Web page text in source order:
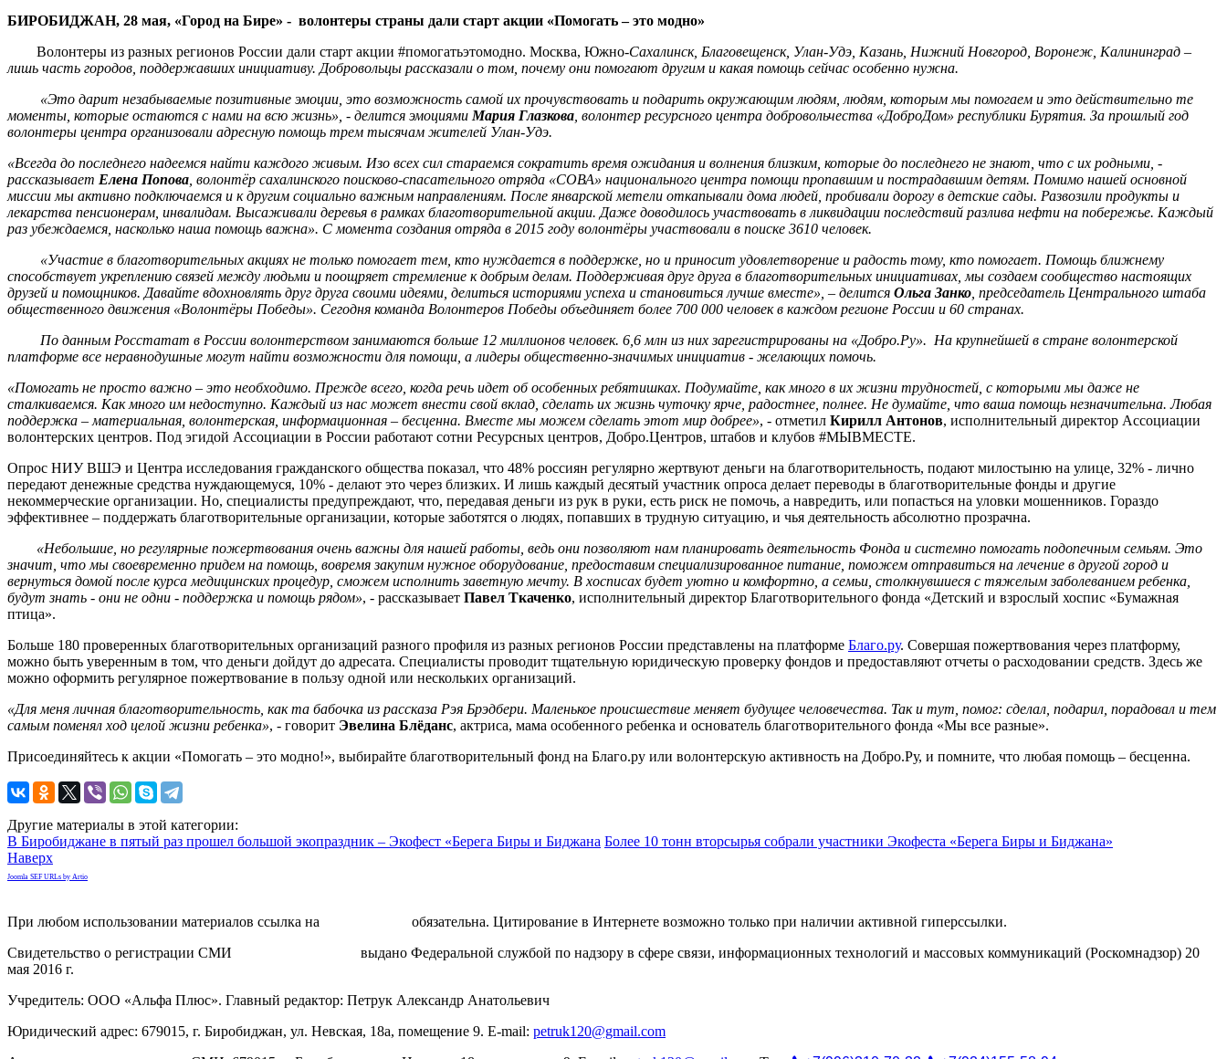
БИРОБИДЖАН, 28 мая, «Город на Бире» - волонтеры страны дали старт акции «Помогать – это модно»
Волонтеры из разных регионов России дали старт акции #помогатьэтомодно. Москва, Южно-Сахалинск, Благовещенск, Улан-Удэ, Казань, Нижний Новгород, Воронеж, Калининград –
лишь часть городов, поддержавших инициативу. Добровольцы рассказали о том, почему они помогают другим и какая помощь сейчас особенно нужна.
«Это дарит незабываемые позитивные эмоции, это возможность самой их прочувствовать и подарить окружающим людям, людям, которым мы помогаем и это действительно те
моменты, которые остаются с нами на всю жизнь», - делится эмоциями Мария Глазкова , волонтер ресурсного центра добровольчества «ДоброДом» республики Бурятия. За прошлый год
волонтеры центра организовали адресную помощь трем тысячам жителей Улан-Удэ.
«Всегда до последнего надеемся найти каждого живым. Изо всех сил стараемся сократить время ожидания и волнения близким, которые до последнего не знают, что с их родными, -
рассказывает Елена Попова , волонтёр сахалинского поисково-спасательного отряда «СОВА» национального центра помощи пропавшим и пострадавшим детям. Помимо нашей основной
миссии мы активно подключаемся и к другим социально важным направлениям. После январской метели откапывали дома людей, пробивали дорогу в детские сады. Развозили продукты и
лекарства пенсионерам, инвалидам. Высаживали деревья в рамках благотворительной акции. Даже доводилось участвовать в ликвидации последствий разлива нефти на побережье. Каждый
раз убеждаемся, насколько наша помощь важна». С момента создания отряда в 2015 году волонтёры участвовали в поиске 3610 человек.
«Участие в благотворительных акциях не только помогает тем, кто нуждается в поддержке, но и приносит удовлетворение и радость тому, кто помогает. Помощь ближнему
способствует укреплению связей между людьми и поощряет стремление к добрым делам. Поддерживая друг друга в благотворительных инициативах, мы создаем сообщество настоящих
друзей и помощников. Давайте вдохновлять друг друга своими идеями, делиться историями успеха и становиться лучше вместе», – делится Ольга Занко , председатель Центрального штаба
общественного движения «Волонтёры Победы». Сегодня команда Волонтеров Победы объединяет более 700 000 человек в каждом регионе России и 60 странах.
По данным Росстатат в России волонтерством занимаются больше 12 миллионов человек. 6,6 млн из них зарегистрированы на «Добро.Ру». На крупнейшей в стране волонтерской
платформе все неравнодушные могут найти возможности для помощи, а лидеры общественно-значимых инициатив - желающих помочь.
«Помогать не просто важно – это необходимо. Прежде всего, когда речь идет об особенных ребятишках. Подумайте, как много в их жизни трудностей, с которыми мы даже не
сталкиваемся. Как много им недоступно. Каждый из нас может внести свой вклад, сделать их жизнь чуточку ярче, радостнее, полнее. Не думайте, что ваша помощь незначительна. Любая
поддержка – материальная, волонтерская, информационная – бесценна. Вместе мы можем сделать этот мир добрее», - отметил Кирилл Антонов, исполнительный директор Ассоциации
волонтерских центров. Под эгидой Ассоциации в России работают сотни Ресурсных центров, Добро.Центров, штабов и клубов #МЫВМЕСТЕ.
Опрос НИУ ВШЭ и Центра исследования гражданского общества показал, что 48% россиян регулярно жертвуют деньги на благотворительность, подают милостыню на улице, 32% - лично
передают денежные средства нуждающемуся, 10% - делают это через близких. И лишь каждый десятый участник опроса делает переводы в благотворительные фонды и другие
некоммерческие организации. Но, специалисты предупреждают, что, передавая деньги из рук в руки, есть риск не помочь, а навредить, или попасться на уловки мошенников. Гораздо
эффективнее – поддержать благотворительные организации, которые заботятся о людях, попавших в трудную ситуацию, и чья деятельность абсолютно прозрачна.
«Небольшие, но регулярные пожертвования очень важны для нашей работы, ведь они позволяют нам планировать деятельность Фонда и системно помогать подопечным семьям. Это
значит, что мы своевременно придем на помощь, вовремя закупим нужное оборудование, предоставим специализированное питание, поможем отправиться на лечение в другой город и
вернуться домой после курса медицинских процедур, сможем исполнить заветную мечту. В хосписах будет уютно и комфортно, а семьи, столкнувшиеся с тяжелым заболеванием ребенка,
будут знать - они не одни - поддержка и помощь рядом», - рассказывает Павел Ткаченко, исполнительный директор Благотворительного фонда «Детский и взрослый хоспис «Бумажная
птица».
Больше 180 проверенных благотворительных организаций разного профиля из разных регионов России представлены на платформе Благо.ру. Совершая пожертвования через платформу,
можно быть уверенным в том, что деньги дойдут до адресата. Специалисты проводит тщательную юридическую проверку фондов и предоставляют отчеты о расходовании средств. Здесь же
можно оформить регулярное пожертвование в пользу одной или нескольких организаций.
«Для меня личная благотворительность, как та бабочка из рассказа Рэя Брэдбери. Маленькое происшествие меняет будущее человечества. Так и тут, помог: сделал, подарил, порадовал и тем
самым поменял ход целой жизни ребенка», - говорит Эвелина Блёданс, актриса, мама особенного ребенка и основатель благотворительного фонда «Мы все разные».
Присоединяйтесь к акции «Помогать – это модно!», выбирайте благотворительный фонд на Благо.ру или волонтерскую активность на Добро.Ру, и помните, что любая помощь – бесценна.
Другие материалы в этой категории:
В Биробиджане в пятый раз прошел большой экопраздник – Экофест «Берега Биры и Биджана Более 10 тонн вторсырья собрали участники Экофеста «Берега Биры и Биджана»
Наверх
Joomla SEF URLs by Artio
При любом использовании материалов ссылка на
обязательна. Цитирование в Интернете возможно только при наличии активной гиперссылки.
Свидетельство о регистрации СМИ
выдано Федеральной службой по надзору в сфере связи, информационных технологий и массовых коммуникаций (Роскомнадзор) 20
мая 2016 г.
Учредитель: ООО «Альфа Плюс». Главный редактор: Петрук Александр Анатольевич
Юридический адрес: 679015, г. Биробиджан, ул. Невская, 18а, помещение 9. E-mail: petruk120@gmail.com